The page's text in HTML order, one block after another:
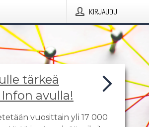
KIRJAUDU
tärkeä
avulla!
vuosittain yli 17 000